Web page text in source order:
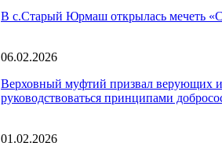
В с.Старый Юрмаш открылась мечеть
06.02.2026
Верховный муфтий призвал верующих
руководствоваться принципами
01.02.2026